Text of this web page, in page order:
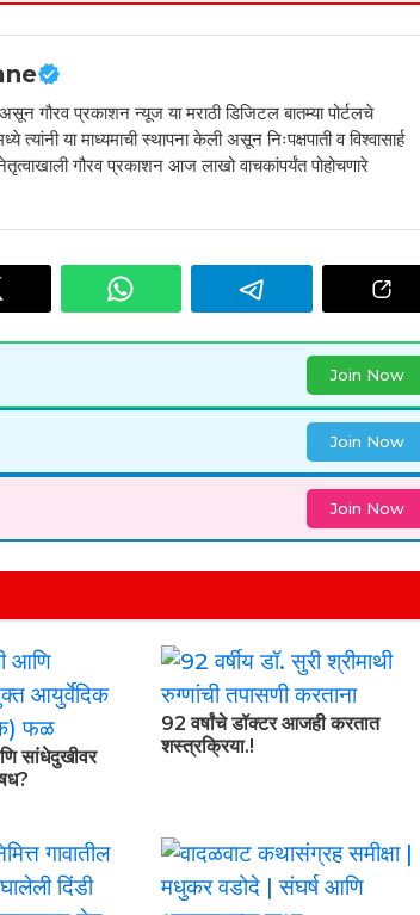
गौरव प्रकाशन न्यूज या मराठी डिजिटल बातम्या पोर्टलचे
या माध्यमाची स्थापना केली असून निःपक्षपाती व विश्वासार्ह
गौरव प्रकाशन आज लाखो वाचकांपर्यंत पोहोचणारे
Join Now
Join Now
Join Now
सांधेदुखीवर
92 वर्षांचे डॉक्टर आजही करतात
शस्त्रक्रिया.!